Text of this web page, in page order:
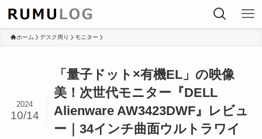
ホーム デスク周り モニター
「量子ドット×有機EL」の映像
美！次世代モニター『DELL
Alienware AW3423DWF』レビュ
ー｜34インチ曲面ウルトラワイ
2024
10/14